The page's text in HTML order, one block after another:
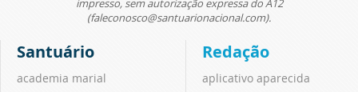
(faleconosco@santuarionacional.com).
Santuário
academia marial
Redação
aplicativo aparecida